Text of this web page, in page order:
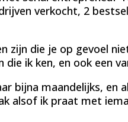
verkocht, 2
zijn die je op gevoel
die ik ken, en ook een
bijna maandelijks, en
alsof ik praat met